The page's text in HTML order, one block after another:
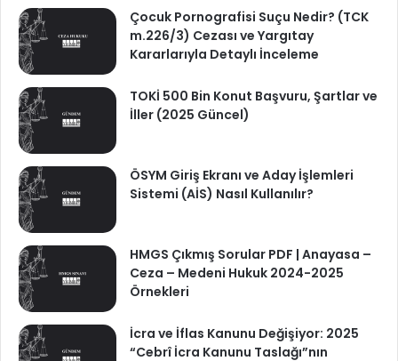
Çocuk Pornografisi Suçu Nedir? (TCK
m.226/3) Cezası ve Yargıtay
Kararlarıyla Detaylı İnceleme
TOKİ 500 Bin Konut Başvuru, Şartlar ve
İller (2025 Güncel)
ÖSYM Giriş Ekranı ve Aday İşlemleri
Sistemi (AİS) Nasıl Kullanılır?
HMGS Çıkmış Sorular PDF | Anayasa –
Ceza – Medeni Hukuk 2024-2025
Örnekleri
İcra ve İflas Kanunu Değişiyor: 2025
“Cebrî İcra Kanunu Taslağı”nın